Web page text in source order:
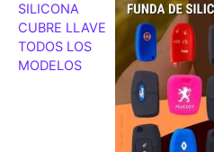
SILICONA
CUBRE LLAVE
TODOS LOS
MODELOS